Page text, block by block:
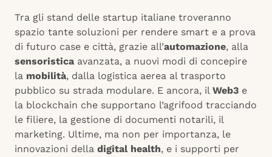
Tra gli stand delle startup italiane troveranno
spazio tante soluzioni per rendere smart e a prova
di futuro case e città, grazie all’automazione, alla
sensoristica avanzata, a nuovi modi di concepire
la mobilità, dalla logistica aerea al trasporto
pubblico su strada modulare. E ancora, il Web3 e
la blockchain che supportano l’agrifood tracciando
le filiere, la gestione di documenti notarili, il
marketing. Ultime, ma non per importanza, le
innovazioni della digital health, e i supporti per